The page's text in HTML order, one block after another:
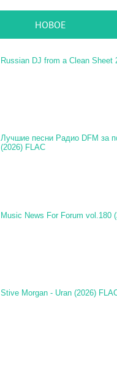
НОВОЕ
Russian DJ from a Clean Sheet
Лучшие песни Радио DFM за
(2026) FLAC
Music News For Forum vol.180
Stive Morgan - Uran (2026)